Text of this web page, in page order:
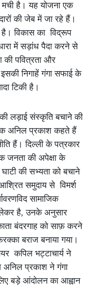
है। यह योजना एक
की जेब में जा रहे हैं।
है। विकास का विद्रूप
में सड़ांध पैदा करने से
की पवित्रता और
निगाहें गंगा सफाई के
टिकी है।
लड़ाई संस्कृति बचाने की
अनिल प्रकाश कहते हैं
हैं। दिल्ली के पत्रकार
जनता की अपेक्षा के
घाटी की सभ्यता को बचाने
समुदाय से विमर्श
सामाजिक
लेकर है, उनके अनुसार
बंदरगाह को साफ़ करने
बराज बनाया गया।
कपिल भट्टाचार्य ने
अनिल प्रकाश ने गंगा
बड़े आंदोलन का आह्वान